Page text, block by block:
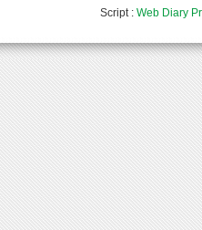
Script : Web Diary